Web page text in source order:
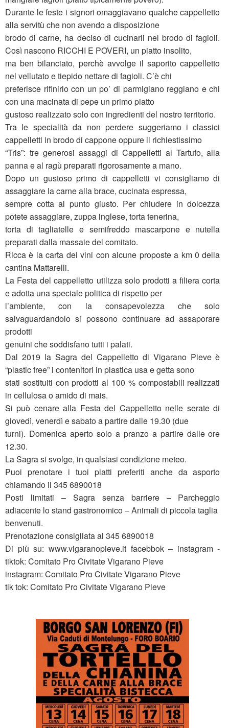
Durante le feste i signori omaggiavano qualche cappelletto
alla servitù che non avendo a disposizione
brodo di carne, ha deciso di cucinarli nel brodo di fagioli.
Così nascono RICCHI E POVERI, un piatto insolito,
ma ben bilanciato, perchè avvolge il saporito cappelletto
nel vellutato e tiepido nettare di fagioli. C’è chi
preferisce rifinirlo con un po’ di parmigiano reggiano e chi
con una macinata di pepe un primo piatto
gustoso realizzato solo con ingredienti del nostro territorio.
Tra le specialità da non perdere suggeriamo i classici
cappelletti in brodo di cappone oppure il richiestissimo
“Tris”: tre generosi assaggi di Cappelletti al Tartufo, alla
panna e al ragù preparati rigorosamente a mano.
Dopo un gustoso primo di cappelletti vi consigliamo di
assaggiare la carne alla brace, cucinata espressa,
sempre cotta al punto giusto. Per chiudere in dolcezza
potete assaggiare, zuppa inglese, torta tenerina,
torta di tagliatelle e semifreddo mascarpone e nutella
preparati dalla massaie del comitato.
Ricca è la carta dei vini con alcune proposte a km 0 della
cantina Mattarelli.
La Festa del cappelletto utilizza solo prodotti a filiera corta
e adotta una speciale politica di rispetto per
l’ambiente, con la consapevolezza che solo
salvaguardandolo si possono continuare ad assaporare
prodotti
genuini che soddisfano tutti i palati.
Dal 2019 la Sagra del Cappelletto di Vigarano Pieve è
“plastic free” i contenitori in plastica usa e getta sono
stati sostituiti con prodotti al 100 % compostabili realizzati
in cellulosa o amido di mais.
Si può cenare alla Festa del Cappelletto nelle serate di
giovedì, venerdì e sabato a partire dalle 19.30 (due
turni). Domenica aperto solo a pranzo a partire dalle ore
12.30.
La Sagra si svolge, in qualsiasi condizione meteo.
Puoi prenotare i tuoi piatti preferiti anche da asporto
chiamando il 345 6890018
Posti limitati – Sagra senza barriere – Parcheggio
adiacente lo stand gastronomico – Animali di piccola taglia
benvenuti.
Prenotazione consigliata al 345 6890018
Di più su: www.vigaranopieve.it facebbok – instagram -
tiktok: Comitato Pro Civitate Vigarano Pieve
instagram: Comitato Pro Civitate Vigarano Pieve
tik tok: Comitato Pro Civitate Vigarano Pieve